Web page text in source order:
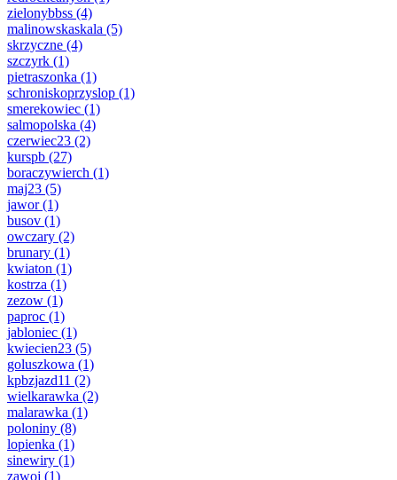
zielonybbss (4)
malinowskaskala (5)
skrzyczne (4)
szczyrk (1)
pietraszonka (1)
schroniskoprzyslop (1)
smerekowiec (1)
salmopolska (4)
czerwiec23 (2)
kurspb (27)
boraczywierch (1)
maj23 (5)
jawor(1)
busov (1)
owczary (2)
brunary (1)
kwiaton (1)
kostrza (1)
zezow (1)
paproc (1)
jabloniec (1)
kwiecien23 (5)
goluszkowa (1)
kpbzjazd11 (2)
wielkarawka (2)
malarawka (1)
poloniny (8)
lopienka (1)
sinewiry (1)
zawoj (1)